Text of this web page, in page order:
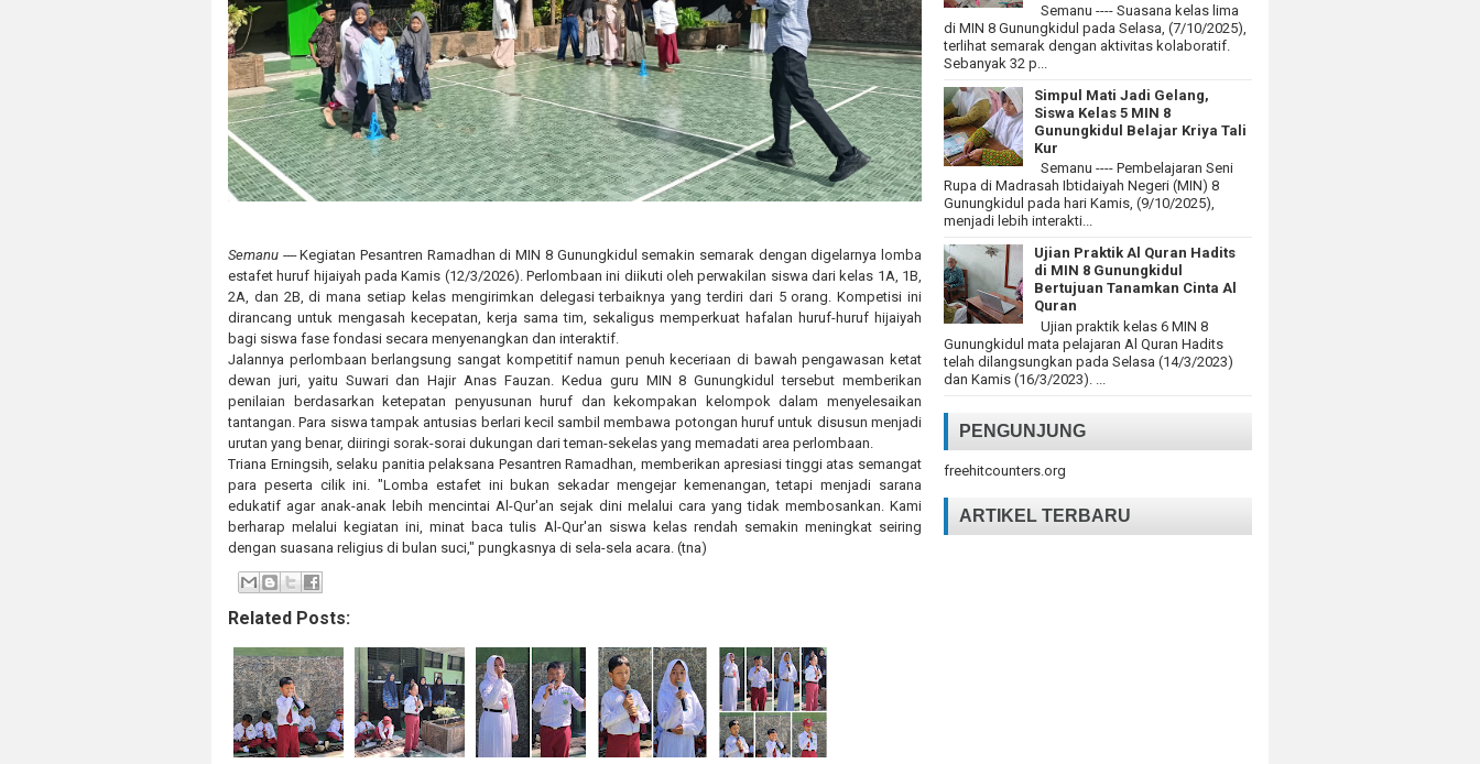
Semanu ----Kegiatan Pesantren Ramadhan di MIN 8 Gunungkidul semakin semarak dengan digelarnya lomba
estafet huruf hijaiyah pada Kamis (12/3/2026). Perlombaan ini diikuti oleh perwakilan siswa dari kelas 1A, 1B,
2A, dan 2B, di mana setiap kelas mengirimkan delegasi terbaiknya yang terdiri dari 5 orang. Kompetisi ini
dirancang untuk mengasah kecepatan, kerja sama tim, sekaligus memperkuat hafalan huruf-huruf hijaiyah
bagi siswa fase fondasi secara menyenangkan dan interaktif.
Jalannya perlombaan berlangsung sangat kompetitif namun penuh keceriaan di bawah pengawasan ketat
dewan juri, yaitu Suwari dan Hajir Anas Fauzan. Kedua guru MIN 8 Gunungkidul tersebut memberikan
penilaian berdasarkan ketepatan penyusunan huruf dan kekompakan kelompok dalam menyelesaikan
tantangan. Para siswa tampak antusias berlari kecil sambil membawa potongan huruf untuk disusun menjadi
urutan yang benar, diiringi sorak-sorai dukungan dari teman-sekelas yang memadati area perlombaan.
Triana Erningsih, selaku panitia pelaksana Pesantren Ramadhan, memberikan apresiasi tinggi atas semangat
para peserta cilik ini. "Lomba estafet ini bukan sekadar mengejar kemenangan, tetapi menjadi sarana
edukatif agar anak-anak lebih mencintai Al-Qur'an sejak dini melalui cara yang tidak membosankan. Kami
berharap melalui kegiatan ini, minat baca tulis Al-Qur'an siswa kelas rendah semakin meningkat seiring
dengan suasana religius di bulan suci," pungkasnya di sela-sela acara. (tna)
Related Posts:
Semanu ---- Suasana kelas lima
di MIN 8 Gunungkidul pada Selasa, (7/10/2025),
terlihat semarak dengan aktivitas kolaboratif.
Sebanyak 32 p...
Simpul Mati Jadi Gelang,
Siswa Kelas 5 MIN 8
Gunungkidul Belajar Kriya Tali
Kur
Semanu ---- Pembelajaran Seni
Rupa di Madrasah Ibtidaiyah Negeri (MIN) 8
Gunungkidul pada hari Kamis, (9/10/2025),
menjadi lebih interakti...
Ujian Praktik Al Quran Hadits
di MIN 8 Gunungkidul
Bertujuan Tanamkan Cinta Al
Quran
Ujian praktik kelas 6 MIN 8
Gunungkidul mata pelajaran Al Quran Hadits
telah dilangsungkan pada Selasa (14/3/2023)
dan Kamis (16/3/2023). ...
PENGUNJUNG
freehitcounters.org
ARTIKEL TERBARU